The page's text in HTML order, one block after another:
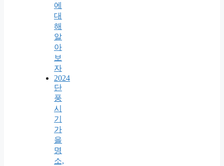
에
대
해
알
아
보
자
2024
단
풍
시
기
가
을
명
소,